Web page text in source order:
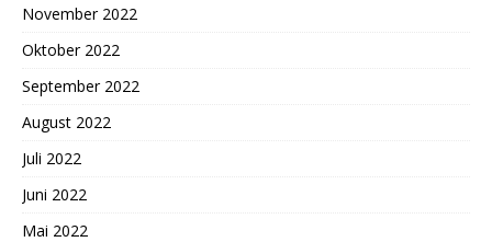
November 2022
Oktober 2022
September 2022
August 2022
Juli 2022
Juni 2022
Mai 2022